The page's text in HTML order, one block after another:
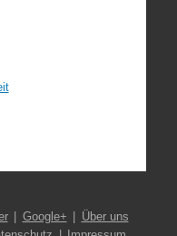
Google+
Über uns